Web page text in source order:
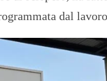
dal